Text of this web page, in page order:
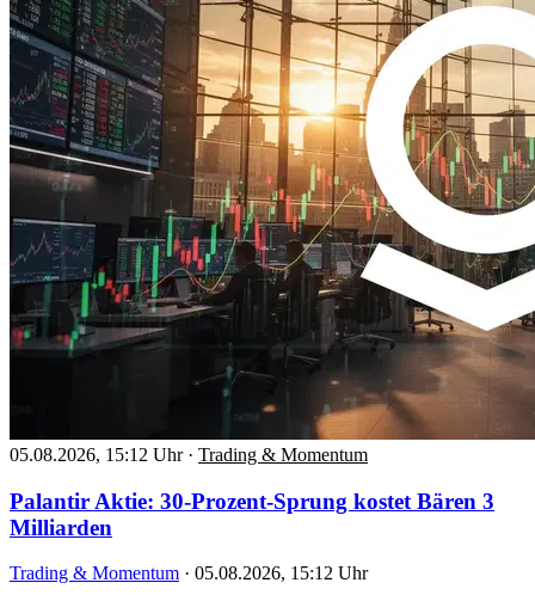
05.08.2026, 15:12 Uhr · Trading & Momentum
Palantir Aktie: 30-Prozent-Sprung kostet Bären 3
Milliarden
Trading & Momentum · 05.08.2026, 15:12 Uhr